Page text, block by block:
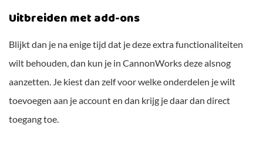
Uitbreiden met add-ons
Blijkt dan je na enige tijd dat je deze extra functionaliteiten
wilt behouden, dan kun je in CannonWorks deze alsnog
aanzetten. Je kiest dan zelf voor welke onderdelen je wilt
toevoegen aan je account en dan krijg je daar dan direct
toegang toe.